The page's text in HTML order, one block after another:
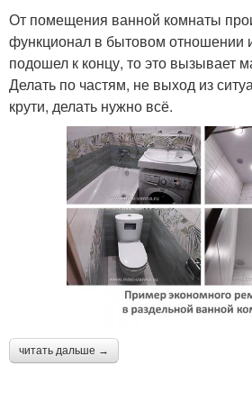
От помещения ванной комнаты
функционал в бытовом отношении
подошел к концу, то это вызывает
Делать по частям, не выход из
крути, делать нужно всё.
читать дальше →